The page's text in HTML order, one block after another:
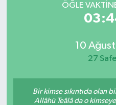
ÖĞLE
10
27
Bir kimse sıkıntıda olan
Allâhü Teâlâ da o